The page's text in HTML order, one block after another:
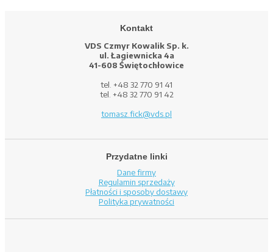
Kontakt
VDS Czmyr Kowalik Sp. k.
ul. Łagiewnicka 4a
41-608 Świętochłowice
tel. +48 32 770 91 41
tel. +48 32 770 91 42
tomasz.fick@vds.pl
Przydatne linki
Dane firmy
Regulamin sprzedaży
Płatności i sposoby dostawy
Polityka prywatności